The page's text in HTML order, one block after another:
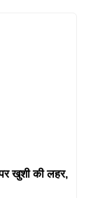
खुशी की लहर,